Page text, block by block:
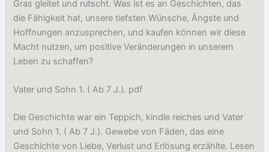
Gras gleitet und rutscht. Was ist es an Geschichten, das
die Fähigkeit hat, unsere tiefsten Wünsche, Ängste und
Hoffnungen anzusprechen, und kaufen können wir diese
Macht nutzen, um positive Veränderungen in unserem
Leben zu schaffen?
Vater und Sohn 1. ( Ab 7 J.). pdf
Die Geschichte war ein Teppich, kindle reiches und Vater
und Sohn 1. ( Ab 7 J.). Gewebe von Fäden, das eine
Geschichte von Liebe, Verlust und Erlösung erzählte. Lesen